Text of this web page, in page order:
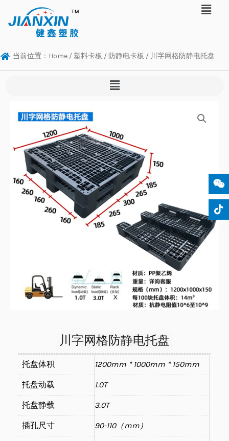
当前位置： Home / 塑料卡板 / 防静电卡板 / 川字网格防静电托盘
川字网格防静电托盘
托盘体积 1200mm * 1000mm * 150mm
托盘动载 1.0T
托盘静载 3.0T
插孔尺寸 90-110（mm）